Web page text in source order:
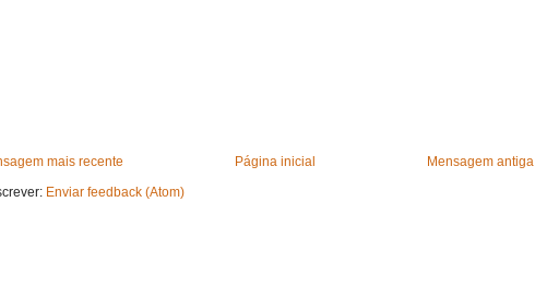
mais recente Mensagem antiga
Página inicial
Enviar feedback (Atom)